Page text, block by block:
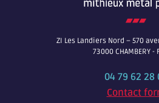
ZI Les Landiers Nord – 570
73000 CHAMBERY -
04 79 62 28
Contact